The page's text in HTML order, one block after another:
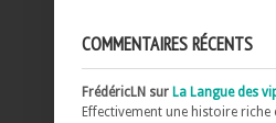
COMMENTAIRES RÉCENTS
FrédéricLN sur La Langue des
Effectivement une histoire riche